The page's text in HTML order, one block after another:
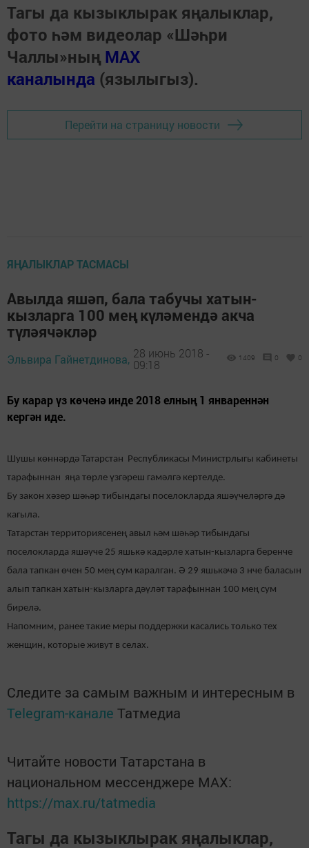
Тагы да кызыклырак яңалыклар,
фото һәм видеолар «Шәһри
Чаллы»ның MAX
каналында (язылыгыз).
Перейти на страницу новости
ЯҢАЛЫКЛАР ТАСМАСЫ
Авылда яшәп, бала табучы хатын-
кызларга 100 мең күләмендә акча
түләячәкләр
Эльвира Гайнетдинова, 28 июнь 2018 -
09:18
1409 0 0
Бу карар үз көченә инде 2018 елның 1 январеннән
кергән иде.
Шушы көннәрдә Татарстан Республикасы Министрлыгы кабинеты
тарафыннан яңа төрле үзгәреш гамәлгә кертелде.
Бу закон хәзер шәһәр тибындагы поселокларда яшәүчеләргә дә
кагыла.
Татарстан территориясенең авыл һәм шәһәр тибындагы
поселокларда яшәүче 25 яшькә кадәрле хатын-кызларга беренче
бала тапкан өчен 50 мең сум каралган. Ә 29 яшькәчә 3 нче баласын
алып тапкан хатын-кызларга дәүләт тарафыннан 100 мең сум
бирелә.
Напомним, ранее такие меры поддержки касались только тех
женщин, которые живут в селах.
Следите за самым важным и интересным в
Telegram-канале Татмедиа
Читайте новости Татарстана в
национальном мессенджере MАХ:
https://max.ru/tatmedia
Тагы да кызыклырак яңалыклар,